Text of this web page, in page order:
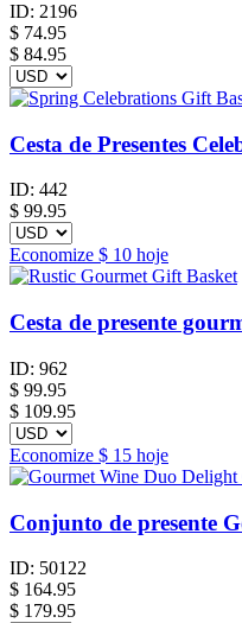
ID: 2196
$ 74.95
$ 84.95
Cesta de Presentes
ID: 442
$ 99.95
Economize $ 10 hoje
Cesta de presente
ID: 962
$ 99.95
$ 109.95
Economize $ 15 hoje
Conjunto de presente
ID: 50122
$ 164.95
$ 179.95